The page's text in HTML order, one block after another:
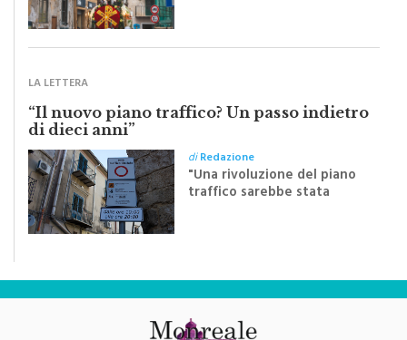
“Il nuovo piano traffico? Un passo indietro
di dieci anni”
"Una rivoluzione del piano
traffico sarebbe stata
efficace se preceduta da
una rivoluzione culturale"